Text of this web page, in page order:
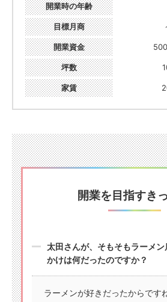
開業時の年齢
目標月商
開業資金
坪数
家賃
開業を目指すき
太田さんが、そもそもラーメ
かけは何だったのですか？
ラーメンが好きだったからですね